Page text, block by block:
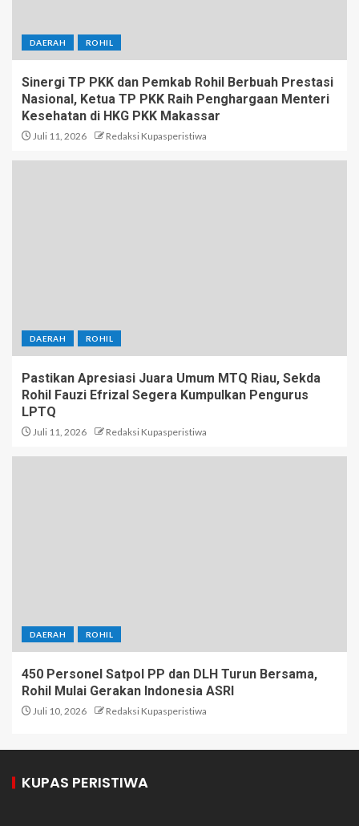
DAERAH ROHIL
Sinergi TP PKK dan Pemkab Rohil Berbuah Prestasi
Nasional, Ketua TP PKK Raih Penghargaan Menteri
Kesehatan di HKG PKK Makassar
Juli 11, 2026 Redaksi Kupasperistiwa
DAERAH ROHIL
Pastikan Apresiasi Juara Umum MTQ Riau, Sekda
Rohil Fauzi Efrizal Segera Kumpulkan Pengurus
LPTQ
Juli 11, 2026 Redaksi Kupasperistiwa
DAERAH ROHIL
450 Personel Satpol PP dan DLH Turun Bersama,
Rohil Mulai Gerakan Indonesia ASRI
Juli 10, 2026 Redaksi Kupasperistiwa
KUPAS PERISTIWA